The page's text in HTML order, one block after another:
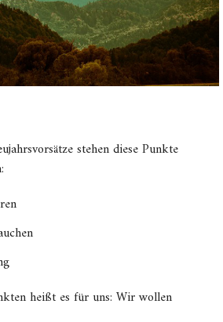
stehen diese Punkte
heißt es für uns: Wir wollen